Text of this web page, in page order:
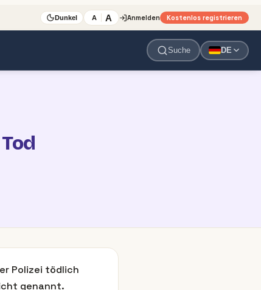
Dunkel A A Anmelden Kostenlos registrieren
Suche DE
Polizei tödlich
genannt.